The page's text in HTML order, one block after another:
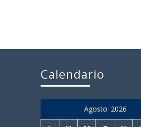
Calendario
Agosto: 2026